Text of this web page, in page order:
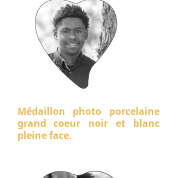
Médaillon photo porcelaine
grand coeur noir et blanc
pleine face.